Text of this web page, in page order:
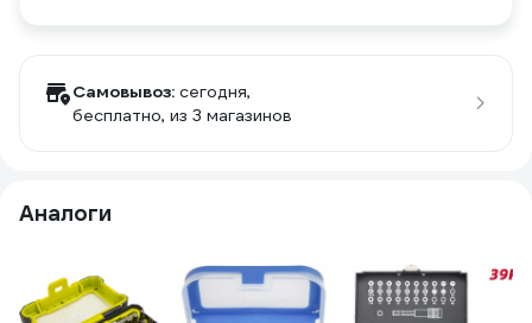
Самовывоз: сегодня,
бесплатно, из 3 магазинов
Аналоги